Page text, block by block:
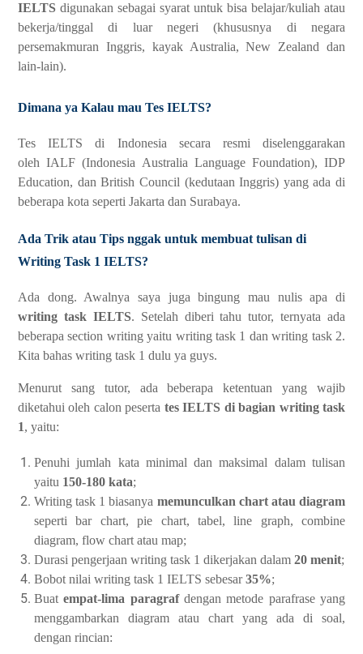
IELTS digunakan sebagai syarat untuk bisa belajar/kuliah atau
bekerja/tinggal di luar negeri (khususnya di negara
persemakmuran Inggris, kayak Australia, New Zealand dan
lain-lain).
Dimana ya Kalau mau Tes IELTS?
Tes IELTS di Indonesia secara resmi diselenggarakan
oleh IALF (Indonesia Australia Language Foundation), IDP
Education, dan British Council (kedutaan Inggris) yang ada di
beberapa kota seperti Jakarta dan Surabaya.
Ada Trik atau Tips nggak untuk membuat tulisan di
Writing Task 1 IELTS?
Ada dong. Awalnya saya juga bingung mau nulis apa di
writing task IELTS. Setelah diberi tahu tutor, ternyata ada
beberapa section writing yaitu writing task 1 dan writing task 2.
Kita bahas writing task 1 dulu ya guys.
Menurut sang tutor, ada beberapa ketentuan yang wajib
diketahui oleh calon peserta tes IELTS di bagian writing task
1, yaitu:
Penuhi jumlah kata minimal dan maksimal dalam tulisan
yaitu 150-180 kata;
Writing task 1 biasanya memunculkan chart atau diagram
seperti bar chart, pie chart, tabel, line graph, combine
diagram, flow chart atau map;
Durasi pengerjaan writing task 1 dikerjakan dalam 20 menit;
Bobot nilai writing task 1 IELTS sebesar35%;
Buatempat-lima paragrafdengan metode parafrase yang
menggambarkan diagram atau chart yang ada di soal,
dengan rincian: